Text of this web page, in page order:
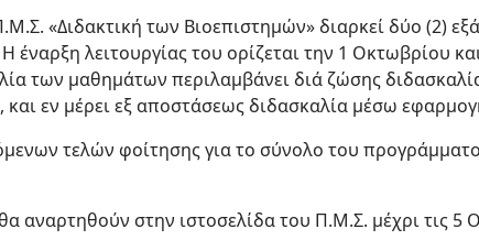
«Διδακτική των Βιοεπιστημών» διαρκεί δύο (2)
έναρξη λειτουργίας του ορίζεται την 1 Οκτωβρίου
των μαθημάτων περιλαμβάνει διά ζώσης
εν μέρει εξ αποστάσεως διδασκαλία μέσω
τελών φοίτησης για το σύνολο του
αναρτηθούν στην ιστοσελίδα του Π.Μ.Σ. μέχρι τις 5